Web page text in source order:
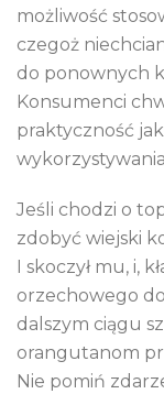
możliwość
czegoż
do ponownych
Konsumenci
praktyczność
Jeśli chodzi o
zdobyć wiejski
I skoczył mu, i,
orzechowego
dalszym ciągu
orangutanom
Nie pomiń